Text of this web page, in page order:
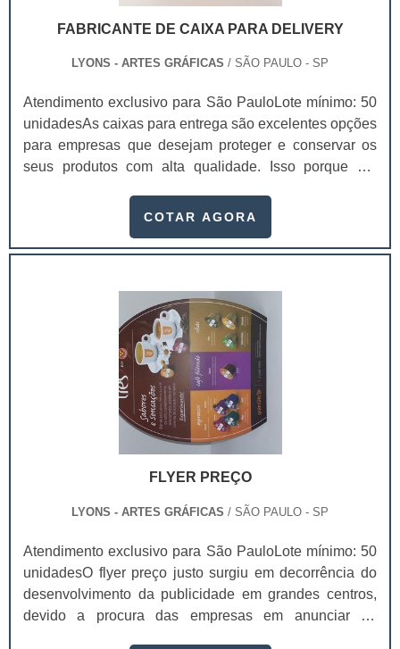
séria, que já esteja atuando no mercado há algum
perfeita para o seu produto..
FABRICANTE DE CAIXA PARA DELIVERY
LYONS - ARTES GRÁFICAS / SÃO PAULO - SP
Atendimento exclusivo para São PauloLote mínimo: 50
unidadesAs caixas para entrega são excelentes opções
para empresas que desejam proteger e conservar os
seus produtos com alta qualidade. Isso porque ele
e mantém a sua temperatura ambiente, chegando na
comprar embalagens de qualidade, procure um
são usadas em diferentes setores da indústria, como al.
COTAR AGORA
FLYER PREÇO
LYONS - ARTES GRÁFICAS / SÃO PAULO - SP
Atendimento exclusivo para São PauloLote mínimo: 50
unidadesO flyer preço justo surgiu em decorrência do
desenvolvimento da publicidade em grandes centros,
devido a procura das empresas em anunciar de